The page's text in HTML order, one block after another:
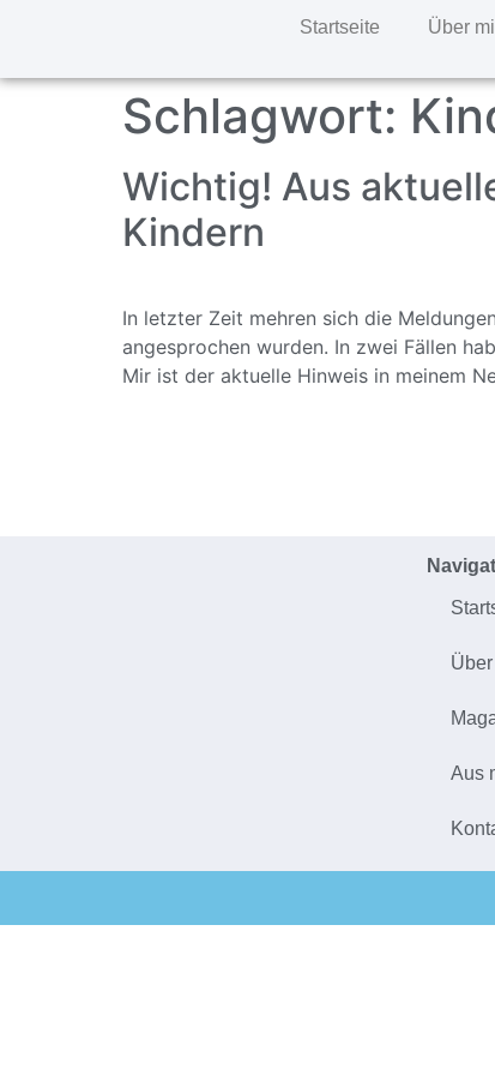
Startseite Über
Schlagwort:
Wichtig! Aus
Kindern
In letzter Zeit mehren sich die
angesprochen wurden. In zwei Fällen
Mir ist der aktuelle Hinweis in meinem
Aus